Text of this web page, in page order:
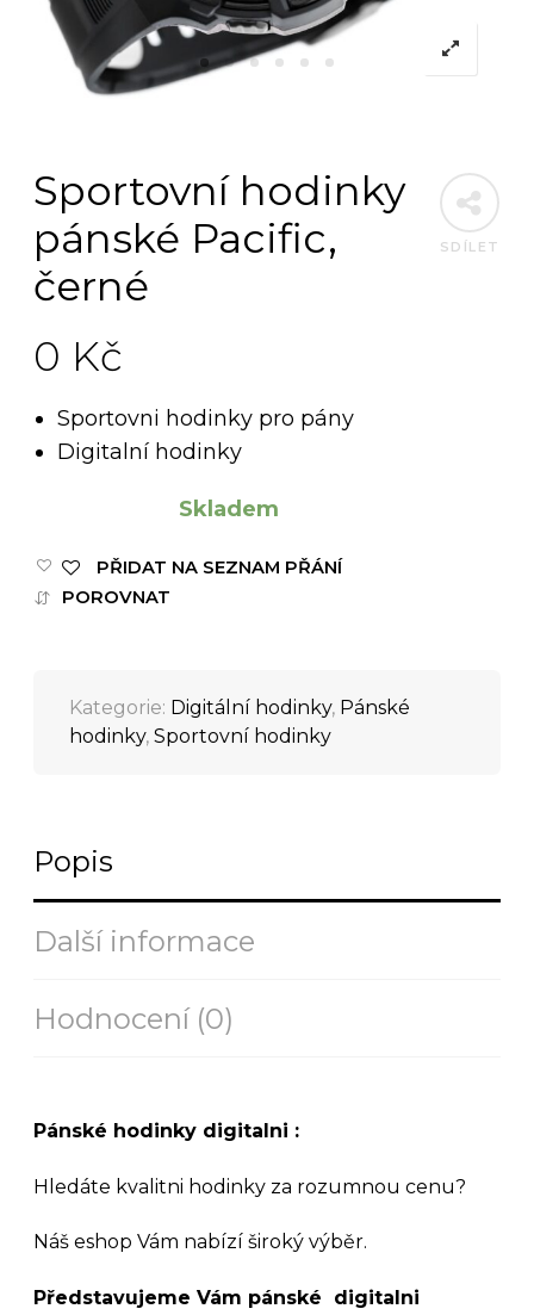
SDÍLET
Sportovní hodinky
pánské Pacific,
černé
0 Kč
Sportovni hodinky pro pány
Digitalní hodinky
Skladem
PŘIDAT NA SEZNAM PŘÁNÍ
POROVNAT
Kategorie: Digitální hodinky, Pánské
hodinky,Sportovní hodinky
Popis
Další informace
Hodnocení (0)
Pánské hodinky digitalni :
Hledáte kvalitni hodinky za rozumnou cenu?
Náš eshop Vám nabízí široký výběr.
Představujeme Vám pánské digitalni